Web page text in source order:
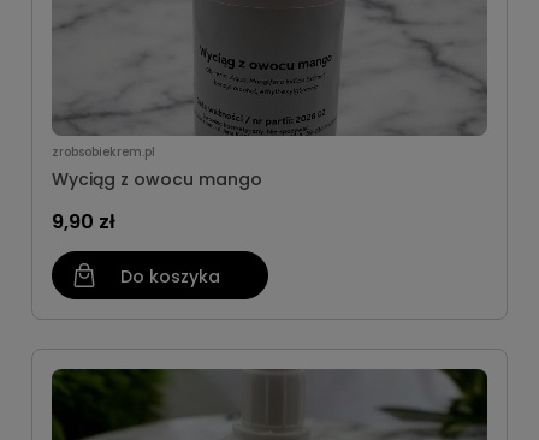
zrobsobiekrem.pl
Wyciąg z owocu mango
9,90 zł
Do koszyka